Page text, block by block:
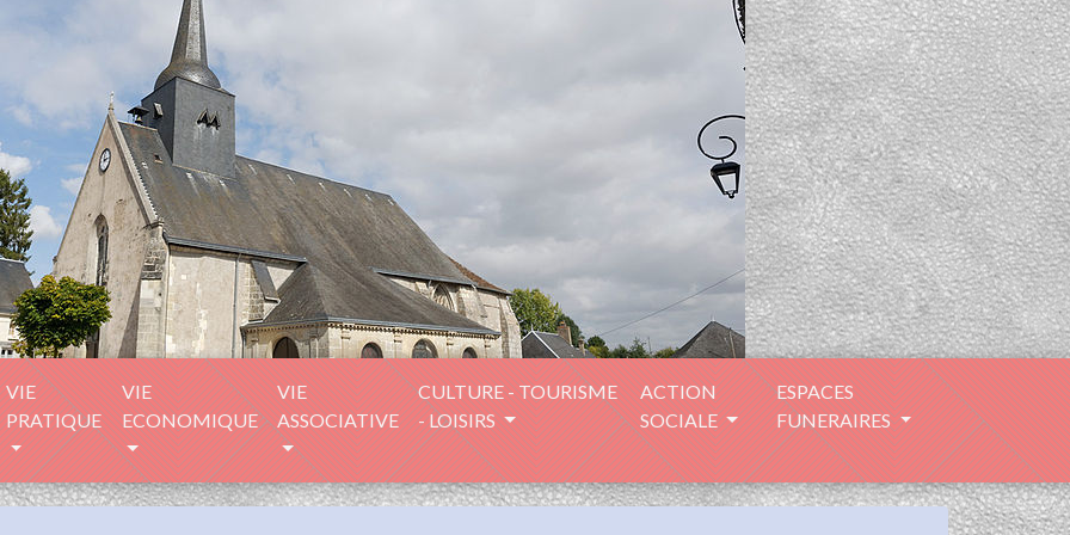
VIE
PRATIQUE
VIE
ECONOMIQUE
VIE
ASSOCIATIVE
CULTURE - TOURISME
- LOISIRS
ACTION
SOCIALE
ESPACES
FUNERAIRES